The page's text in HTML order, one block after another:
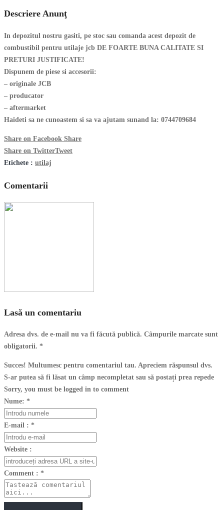
Descriere Anunţ
In depozitul nostru gasiti, pe stoc sau comanda acest depozit de
combustibil pentru utilaje jcb DE FOARTE BUNA CALITATE SI
PRETURI JUSTIFICATE!
Dispunem de piese si accesorii:
– originale JCB
– producator
– aftermarket
Haideti sa ne cunoastem si sa va ajutam sunand la: 0744709684
Share on Facebook Share
Share on TwitterTweet
Etichete : utilaj
Comentarii
Lasă un comentariu
Adresa dvs. de e-mail nu va fi făcută publică. Câmpurile marcate sunt
obligatorii. *
Succes! Multumesc pentru comentariul tau. Apreciem răspunsul dvs.
S-ar putea să fi lăsat un câmp necompletat sau să postați prea repede
Sorry, you must be logged in to comment
Nume: *
E-mail : *
Website :
Comment : *